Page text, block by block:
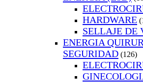
HARDWARE
SELLAJE DE
ENERGIA
SEGURIDAD (126)